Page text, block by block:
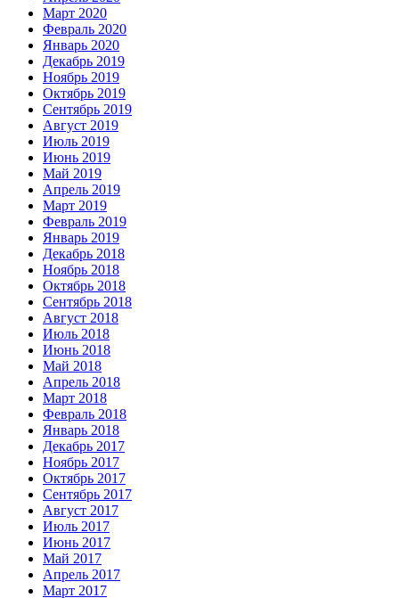
Март 2020
Февраль 2020
Январь 2020
Декабрь 2019
Ноябрь 2019
Октябрь 2019
Сентябрь 2019
Август 2019
Июль 2019
Июнь 2019
Май 2019
Апрель 2019
Март 2019
Февраль 2019
Январь 2019
Декабрь 2018
Ноябрь 2018
Октябрь 2018
Сентябрь 2018
Август 2018
Июль 2018
Июнь 2018
Май 2018
Апрель 2018
Март 2018
Февраль 2018
Январь 2018
Декабрь 2017
Ноябрь 2017
Октябрь 2017
Сентябрь 2017
Август 2017
Июль 2017
Июнь 2017
Май 2017
Апрель 2017
Март 2017